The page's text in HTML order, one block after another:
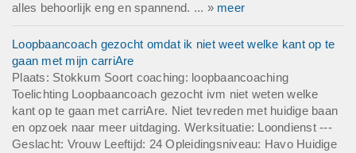
alles behoorlijk eng en spannend. ... » meer
Loopbaancoach gezocht omdat ik niet weet welke kant op te
gaan met mijn carriAre
Plaats: Stokkum Soort coaching: loopbaancoaching
Toelichting Loopbaancoach gezocht ivm niet weten welke
kant op te gaan met carriAre. Niet tevreden met huidige baan
en opzoek naar meer uitdaging. Werksituatie: Loondienst ---
Geslacht: Vrouw Leeftijd: 24 Opleidingsniveau: Havo Huidige